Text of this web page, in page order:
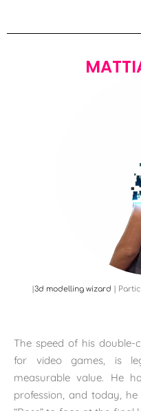
|3d modelling wizard |
The speed of his double-
for video games, is
measurable value. He
profession, and today,